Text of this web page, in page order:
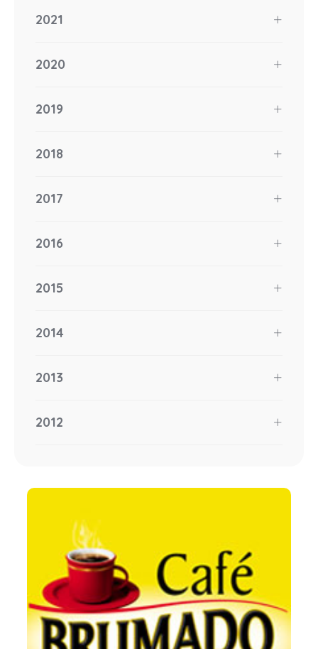
2021
2020
2019
2018
2017
2016
2015
2014
2013
2012